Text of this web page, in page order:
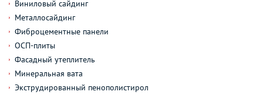
Виниловый сайдинг
Металлосайдинг
Фиброцементные панели
ОСП-плиты
Фасадный утеплитель
Минеральная вата
Экструдированный пенополистирол